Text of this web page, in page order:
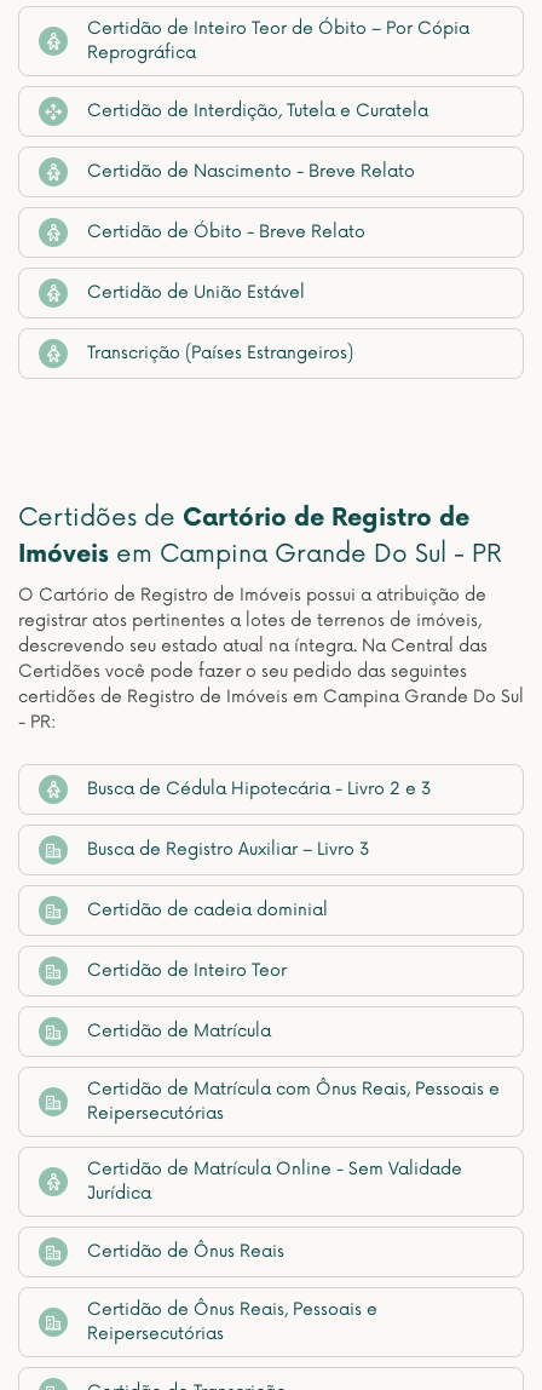
Certidão de Inteiro Teor de Óbito – Por Cópia
Reprográfica
Certidão de Interdição, Tutela e Curatela
Certidão de Nascimento - Breve Relato
Certidão de Óbito - Breve Relato
Certidão de União Estável
Transcrição (Países Estrangeiros)
Certidões de Cartório de Registro de
Imóveis em Campina Grande Do Sul - PR
O Cartório de Registro de Imóveis possui a atribuição de
registrar atos pertinentes a lotes de terrenos de imóveis,
descrevendo seu estado atual na íntegra. Na Central das
Certidões você pode fazer o seu pedido das seguintes
certidões de Registro de Imóveis em Campina Grande Do Sul
- PR:
Busca de Cédula Hipotecária - Livro 2 e 3
Busca de Registro Auxiliar – Livro 3
Certidão de cadeia dominial
Certidão de Inteiro Teor
Certidão de Matrícula
Certidão de Matrícula com Ônus Reais, Pessoais e
Reipersecutórias
Certidão de Matrícula Online - Sem Validade
Jurídica
Certidão de Ônus Reais
Certidão de Ônus Reais, Pessoais e
Reipersecutórias